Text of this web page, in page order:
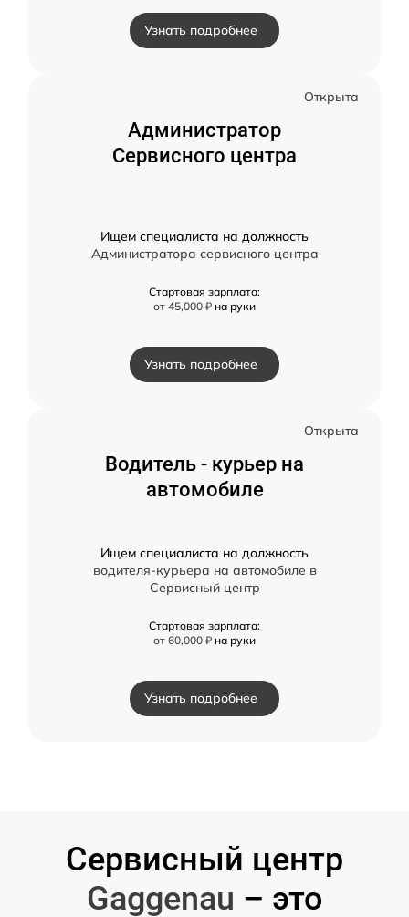
Узнать подробнее
Открыта
Администратор
Сервисного центра
Ищем специалиста на должность
Администратора сервисного центра
Стартовая зарплата:
от 45,000 ₽ на руки
Узнать подробнее
Открыта
Водитель - курьер на
автомобиле
Ищем специалиста на должность
водителя-курьера на автомобиле в
Сервисный центр
Стартовая зарплата:
от 60,000 ₽ на руки
Узнать подробнее
Сервисный центр
Gaggenau – это